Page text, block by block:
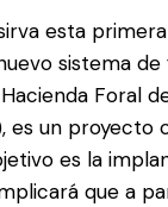
esta
sistema
Foral
es un proyecto
es la
que a